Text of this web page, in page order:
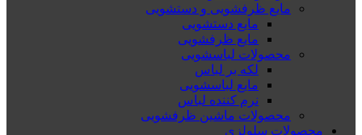
مایع ظرفشویی و دستشویی
مایع دستشویی
مایع ظرفشویی
محصولات لباسشویی
لکه بر لباس
مایع لباسشویی
نرم کننده لباس
محصولات ماشین ظرفشویی
محصولات سلولزی